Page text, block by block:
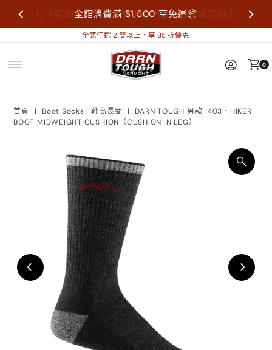
尺寸疑問歡迎來信詢問再做購買，襪子屬於個人
衛生用品，售出不做退換貨。
全館消費滿 $1,500 享免運📦
全館任選 2 雙以上，享 85 折優惠
0
首頁 | Boot Socks | 靴高長度 |
DARN TOUGH 男款 1403．HIKER
BOOT MIDWEIGHT CUSHION（CUSHION IN LEG）